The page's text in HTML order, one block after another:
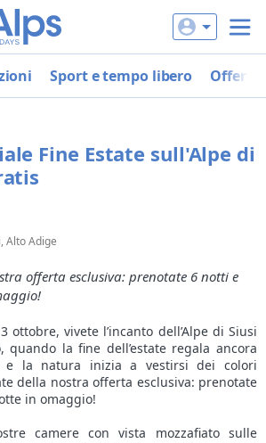
Sport e tempo libero Offerte
Fine Estate sull'Alpe di
Alto Adige
offerta esclusiva: prenotate 6 notti e
ottobre, vivete l’incanto dell’Alpe di Siusi
la fine dell’estate regala ancora
e la natura inizia a vestirsi dei colori
della nostra offerta esclusiva: prenotate
in omaggio!
camere con vista mozzafiato sulle